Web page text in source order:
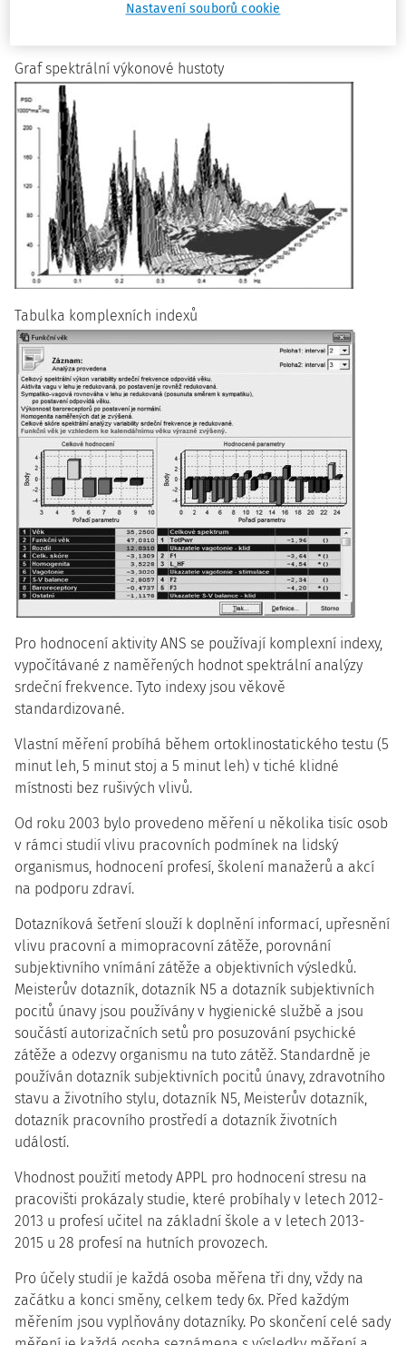
frekvence je dána adaptační schopností organismu a je
Graf spektrální výkonové hustoty
Tabulka komplexních indexů
Pro hodnocení aktivity ANS se používají komplexní indexy,
vypočítávané z naměřených hodnot spektrální analýzy
srdeční frekvence. Tyto indexy jsou věkově
standardizované.
Vlastní měření probíhá během ortoklinostatického testu (5
minut leh, 5 minut stoj a 5 minut leh) v tiché klidné
místnosti bez rušivých vlivů.
Od roku 2003 bylo provedeno měření u několika tisíc osob
v rámci studií vlivu pracovních podmínek na lidský
organismus, hodnocení profesí, školení manažerů a akcí
na podporu zdraví.
Dotazníková šetření slouží k doplnění informací, upřesnění
vlivu pracovní a mimopracovní zátěže, porovnání
subjektivního vnímání zátěže a objektivních výsledků.
Meisterův dotazník, dotazník N5 a dotazník subjektivních
pocitů únavy jsou používány v hygienické službě a jsou
součástí autorizačních setů pro posuzování psychické
zátěže a odezvy organismu na tuto zátěž. Standardně je
používán dotazník subjektivních pocitů únavy, zdravotního
stavu a životního stylu, dotazník N5, Meisterův dotazník,
dotazník pracovního prostředí a dotazník životních
událostí.
Vhodnost použití metody APPL pro hodnocení stresu na
pracovišti prokázaly studie, které probíhaly v letech 2012-
2013 u profesí učitel na základní škole a v letech 2013-
2015 u 28 profesí na hutních provozech.
Pro účely studií je každá osoba měřena tři dny, vždy na
začátku a konci směny, celkem tedy 6x. Před každým
měřením jsou vyplňovány dotazníky. Po skončení celé sady
Nastavení souborů cookie